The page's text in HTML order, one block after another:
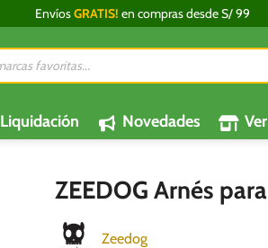
EnvíosGRATIS! en compras desde S/ 99
Liquidación Novedades
ZEEDOG Arnés
Zeedog